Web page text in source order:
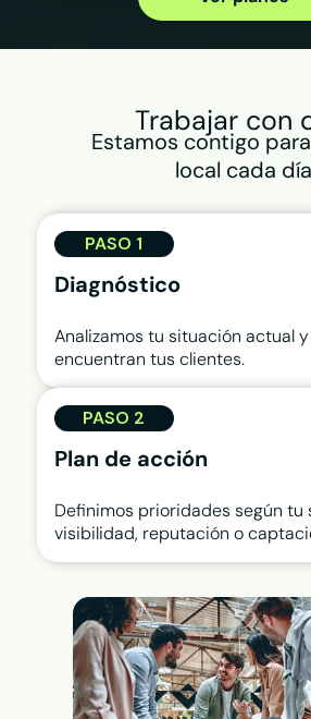
Trabajar con
Estamos contigo
local cada día
PASO 1
Diagnóstico
Analizamos tu situación actual
encuentran tus clientes.
PASO 2
Plan de acción
Definimos prioridades según tu
visibilidad, reputación o